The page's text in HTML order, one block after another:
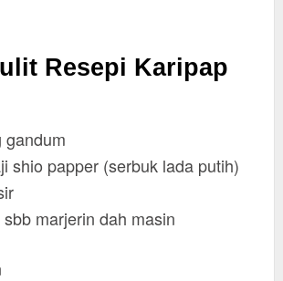
Resepi Karipap
gandum
shio papper (serbuk lada putih)
marjerin dah masin